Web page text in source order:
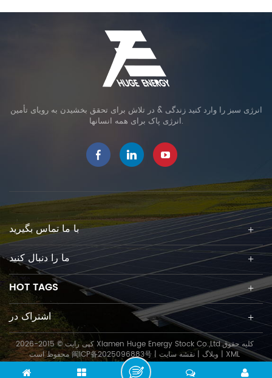
انرژی سبز را وارد کنید زندگی & در تلاش برای تحقق بخشیدن به رویای تأمین
انرژی پاک برای همه انسانها.
با ما تماس بگیرید
ما را دنبال کنید
HOT TAGS
اشتراک در
کپی رایت © 2015-2026 Xiamen Huge Energy Stock Co.,Ltd.کلیه حقوق
محفوظ است闽ICP备2025096883号 | وبلاگ | نقشه سایت | XML